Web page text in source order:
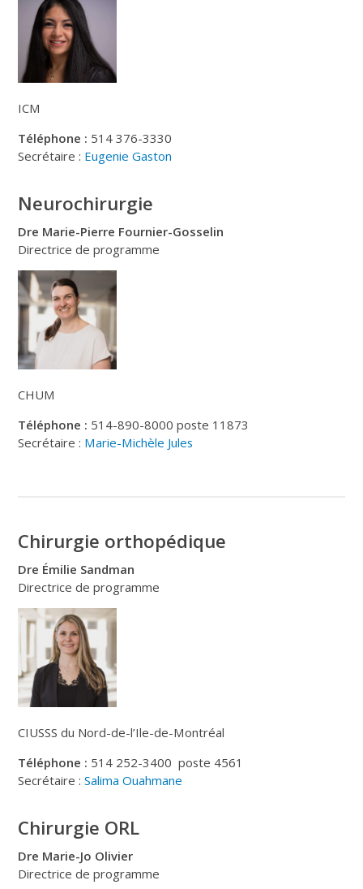
ICM
Téléphone : 514 376-3330
Secrétaire : Eugenie Gaston
Neurochirurgie
Dre Marie-Pierre Fournier-Gosselin
Directrice de programme
CHUM
Téléphone : 514-890-8000 poste 11873
Secrétaire : Marie-Michèle Jules
Chirurgie orthopédique
Dre Émilie Sandman
Directrice de programme
CIUSSS du Nord-de-l’Ile-de-Montréal
Téléphone : 514 252-3400 poste 4561
Secrétaire :Salima Ouahmane
Chirurgie ORL
Dre Marie-Jo Olivier
Directrice de programme